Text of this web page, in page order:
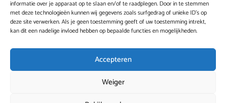
informatie over je apparaat op te slaan en/of te raadplegen. Door in te stemmen
met deze technologieën kunnen wij gegevens zoals surfgedrag of unieke ID's op
deze site verwerken. Als je geen toestemming geeft of uw toestemming intrekt,
kan dit een nadelige invloed hebben op bepaalde functies en mogelijkheden.
Accepteren
Weiger
Vakantiehuis in Griekenland huren